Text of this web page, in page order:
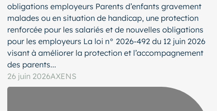
obligations employeurs Parents d’enfants gravement
malades ou en situation de handicap, une protection
renforcée pour les salariés et de nouvelles obligations
pour les employeurs La loi n° 2026-492 du 12 juin 2026
visant à améliorer la protection et l’accompagnement
des parents...
26 juin 2026AXENS